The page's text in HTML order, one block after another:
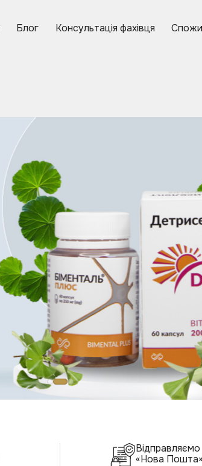
Блог Консультація фахівця
Замов ще на2000 грнта
Кошик порожній :(
Разом
Повернутися до покупок
Відправляємо
«Нова Пошта»